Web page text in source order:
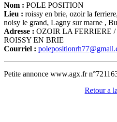
Nom : POLE POSITION
Lieu : roissy en brie, ozoir la
noisy le grand, Lagny sur marne ,
Adresse : OZOIR LA FERRIERE
ROISSY EN BRIE
Courriel :
Petite annonce www.agx.fr
Retour a